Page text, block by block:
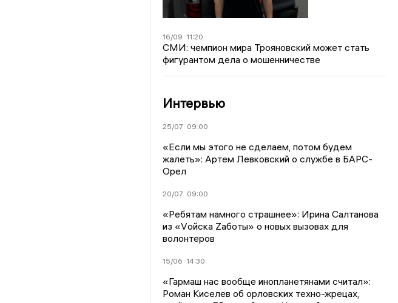
16/09 11:20
СМИ: чемпион мира Трояновский может стать
фигурантом дела о мошенничестве
Интервью
25/07 09:00
«Если мы этого не сделаем, потом будем
жалеть»: Артем Левковский о службе в БАРС-
Орел
20/07 09:00
«Ребятам намного страшнее»: Ирина Салтанова
из «Vойска Zаботы» о новых вызовах для
волонтеров
15/06 14:30
«Гармаш нас вообще инопланетянами считал»:
Роман Киселев об орловских техно-жрецах,